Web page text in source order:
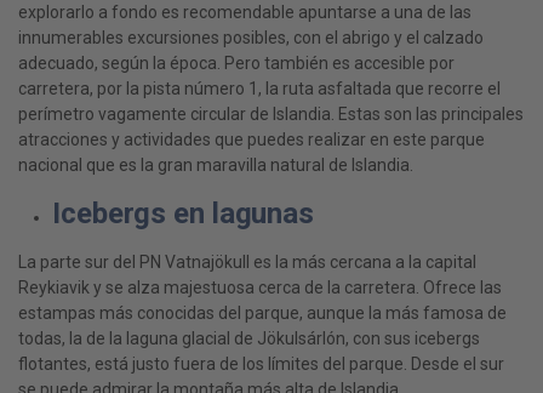
explorarlo a fondo es recomendable apuntarse a una de las
innumerables excursiones posibles, con el abrigo y el calzado
adecuado, según la época. Pero también es accesible por
carretera, por la pista número 1, la ruta asfaltada que recorre el
perímetro vagamente circular de Islandia. Estas son las principales
atracciones y actividades que puedes realizar en este parque
nacional que es la gran maravilla natural de Islandia.
Icebergs en lagunas
La parte sur del PN Vatnajökull es la más cercana a la capital
Reykiavik y se alza majestuosa cerca de la carretera. Ofrece las
estampas más conocidas del parque, aunque la más famosa de
todas, la de la laguna glacial de Jökulsárlón, con sus icebergs
flotantes, está justo fuera de los límites del parque. Desde el sur